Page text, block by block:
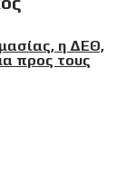
η ΔΕΘ,
προς τους